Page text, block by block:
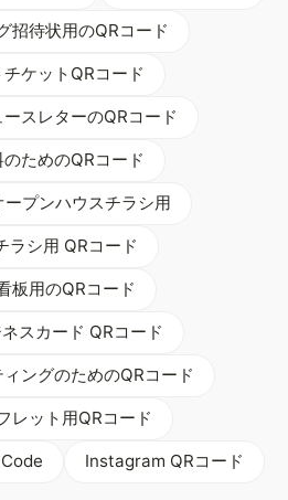
招待状用のQRコード
ケットQRコード
スレターのQRコード
ためのQRコード
ープンハウスチラシ用
ラシ用 QRコード
板用のQRコード
スカード QRコード
ングのためのQRコード
レット用QRコード
Instagram QRコード